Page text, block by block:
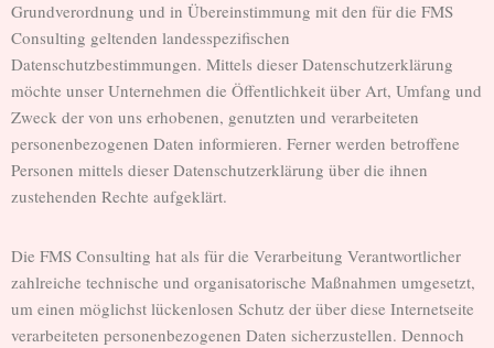
Grundverordnung und in Übereinstimmung mit den für die FMS
Consulting geltenden landesspezifischen
Datenschutzbestimmungen. Mittels dieser Datenschutzerklärung
möchte unser Unternehmen die Öffentlichkeit über Art, Umfang und
Zweck der von uns erhobenen, genutzten und verarbeiteten
personenbezogenen Daten informieren. Ferner werden betroffene
Personen mittels dieser Datenschutzerklärung über die ihnen
zustehenden Rechte aufgeklärt.
Die FMS Consulting hat als für die Verarbeitung Verantwortlicher
zahlreiche technische und organisatorische Maßnahmen umgesetzt,
um einen möglichst lückenlosen Schutz der über diese Internetseite
verarbeiteten personenbezogenen Daten sicherzustellen. Dennoch